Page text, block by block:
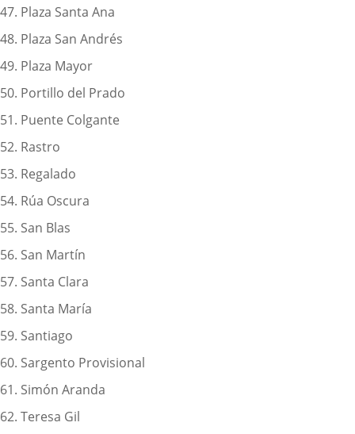
47. Plaza Santa Ana
48. Plaza San Andrés
49. Plaza Mayor
50. Portillo del Prado
51. Puente Colgante
52. Rastro
53. Regalado
54. Rúa Oscura
55. San Blas
56. San Martín
57. Santa Clara
58. Santa María
59. Santiago
60. Sargento Provisional
61. Simón Aranda
62. Teresa Gil